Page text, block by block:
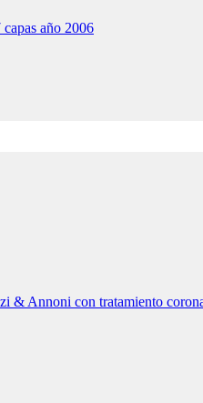
año 2006
& Annoni con tratamiento